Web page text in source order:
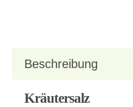
Beschreibung
Kräutersalz